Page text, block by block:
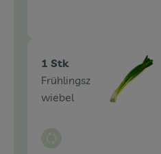
1 Stk
Frühlingsz
wiebel
Auswahl ändern